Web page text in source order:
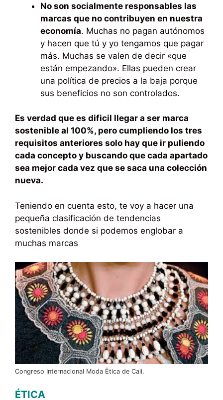
No son socialmente responsables las
marcas que no contribuyen en nuestra
economía. Muchas no pagan autónomos
y hacen que tú y yo tengamos que pagar
más. Muchas se valen de decir «que
están empezando». Ellas pueden crear
una política de precios a la baja porque
sus beneficios no son controlados.
Es verdad que es dificil llegar a ser marca
sostenible al 100%, pero cumpliendo los tres
requisitos anteriores solo hay que ir puliendo
cada concepto y buscando que cada apartado
sea mejor cada vez que se saca una colección
nueva.
Teniendo en cuenta esto, te voy a hacer una
pequeña clasificación de tendencias
sostenibles donde si podemos englobar a
muchas marcas
Congreso Internacional Moda Ëtica de Cali.
ÉTICA